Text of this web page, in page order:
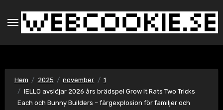
till
innehåll
Hem 2025 november
1
IELLO avslöjar 2026 års brädspel Grow It Rats Two Tricks
Each och Bunny Builders – färgexplosion för familjer och